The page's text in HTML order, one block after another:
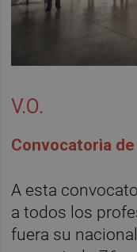
V.O.
Convocatoria
A esta
a todos los
fuera su